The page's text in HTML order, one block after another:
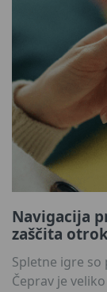
Navigacija
zaščita
Spletne igre so
Čeprav je